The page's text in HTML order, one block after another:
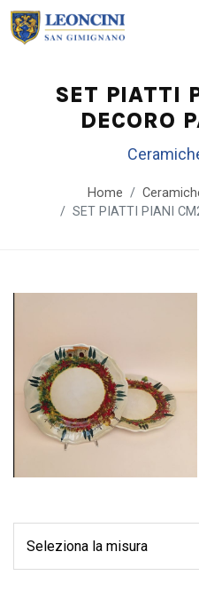
SET PIATTI
DECORO
Home
SET PIATTI PIANI